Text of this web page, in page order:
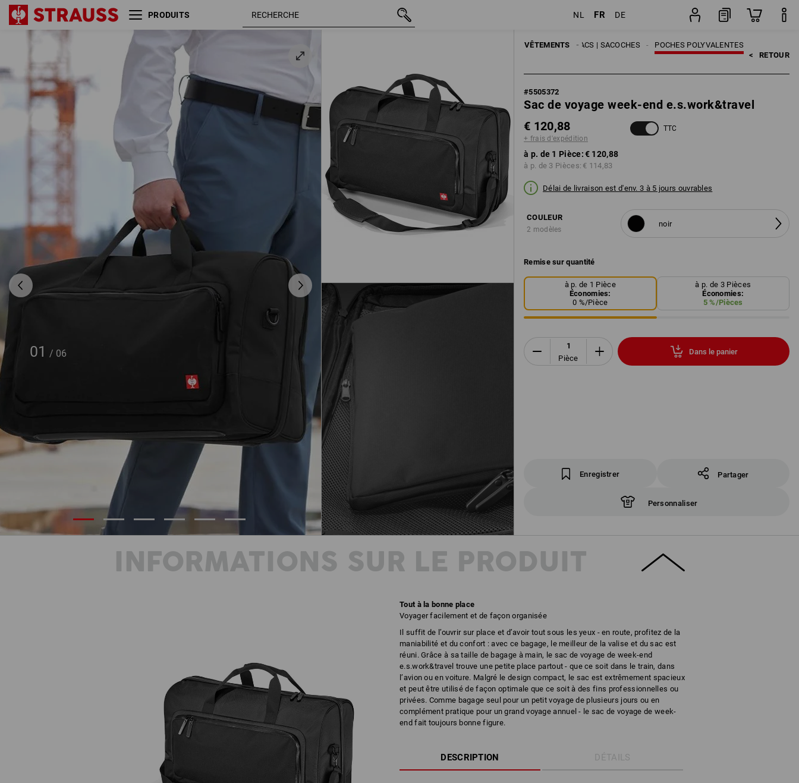
PRODUITS NL FR DE
01 / 06
VÊTEMENTS POCHES POLYVALENTES
SACS | SACOCHES
ACCESSOIRES
< RETOUR
#5505372
Sac de voyage week-end e.s.work&travel
€ 120,88
+ frais d'expédition
TTC
à p. de 1 Pièce:€ 120,88
à p. de 3 Pièces: € 114,83
Délai de livraison est d'env. 3 à 5 jours ouvrables
COULEUR
2 modèles
noir
Remise sur quantité
à p. de 1 Pièce
Économies:
0 %/Pièce
à p. de 3 Pièces
Économies:
5 %/Pièces
Pièce
Dans le panier
Enregistrer Partager
Personnaliser
Sac de voyage week-end
e.s.work&travel
noir € 120,88
INFORMATIONS SUR LE PRODUIT
Tout à la bonne place
Voyager facilement et de façon organisée
Il suffit de l’ouvrir sur place et d’avoir tout sous les yeux - en route, profitez de la
maniabilité et du confort : avec ce bagage, le meilleur de la valise et du sac est
réuni. Grâce à sa taille de bagage à main, le sac de voyage de week-end
e.s.work&travel trouve une petite place partout - que ce soit dans le train, dans
l’avion ou en voiture. Malgré le design compact, le sac est extrêmement spacieux
et peut être utilisé de façon optimale que ce soit à des fins professionnelles ou
privées. Comme bagage seul pour un petit voyage de plusieurs jours ou en
complément pratique pour un grand voyage annuel - le sac de voyage de week-
end fait toujours bonne figure.
DESCRIPTION DÉTAILS